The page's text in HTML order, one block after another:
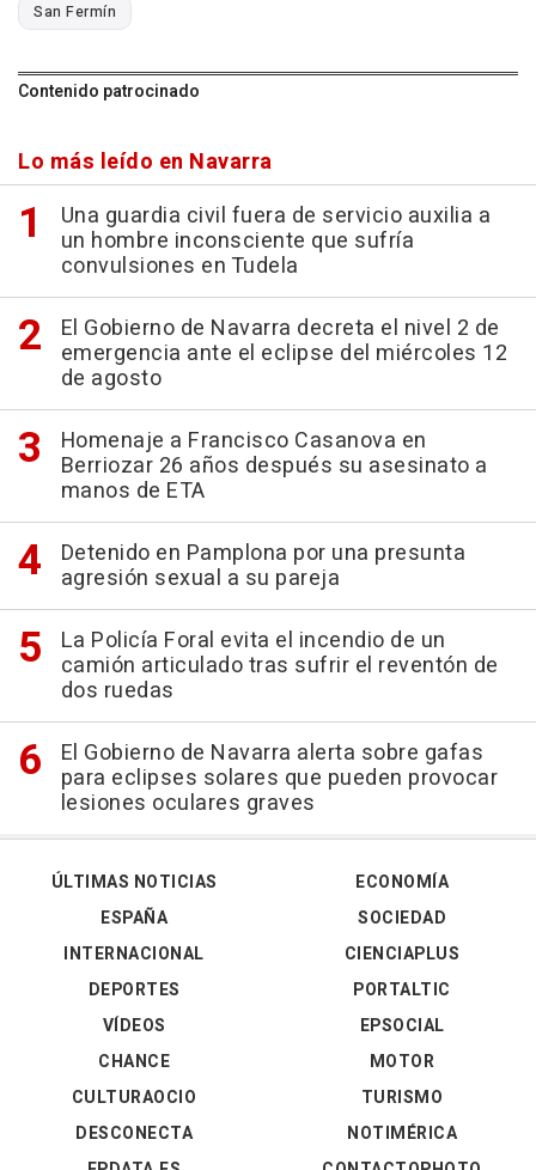
San Fermín
Contenido patrocinado
Lo más leído en Navarra
Una guardia civil fuera de servicio auxilia a
un hombre inconsciente que sufría
convulsiones en Tudela
El Gobierno de Navarra decreta el nivel 2 de
emergencia ante el eclipse del miércoles 12
de agosto
Homenaje a Francisco Casanova en
Berriozar 26 años después su asesinato a
manos de ETA
Detenido en Pamplona por una presunta
agresión sexual a su pareja
La Policía Foral evita el incendio de un
camión articulado tras sufrir el reventón de
dos ruedas
El Gobierno de Navarra alerta sobre gafas
para eclipses solares que pueden provocar
lesiones oculares graves
ÚLTIMAS NOTICIAS
ESPAÑA
INTERNACIONAL
DEPORTES
VÍDEOS
ECONOMÍA
SOCIEDAD
CIENCIAPLUS
PORTALTIC
EPSOCIAL
CHANCE
CULTURAOCIO
DESCONECTA
MOTOR
TURISMO
NOTIMÉRICA